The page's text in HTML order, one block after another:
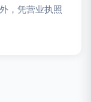
，凭营业执照